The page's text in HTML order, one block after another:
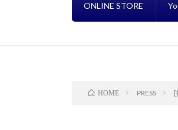
ONLINE STORE
HOME PRESS [